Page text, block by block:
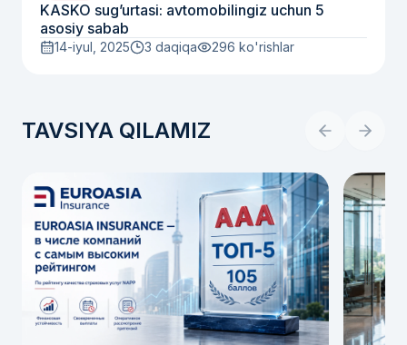
KASKO sug’urtasi: avtomobilingiz uchun 5
asosiy sabab
14-iyul, 2025 3 daqiqa 296 ko'rishlar
TAVSIYA QILAMIZ